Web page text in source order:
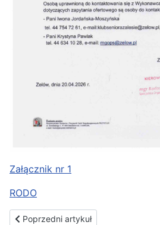
Załącznik nr 1
RODO
Poprzedni artykuł: Zapytanie ofertowe
Poprzedni artykuł